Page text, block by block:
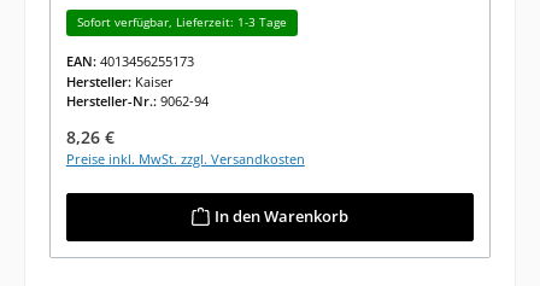
Sofort verfügbar, Lieferzeit: 1-3 Tage
EAN: 4013456255173
Hersteller: Kaiser
Hersteller-Nr.: 9062-94
Regulärer Preis:
8,26 €
Preise inkl. MwSt. zzgl. Versandkosten
In den Warenkorb